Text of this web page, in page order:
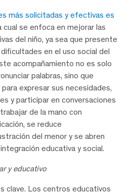
más solicitadas y efectivas es
cual se enfoca en mejorar las
del niño, ya sea que presente
en el uso social del
acompañamiento no es solo
palabras, sino que
expresar sus necesidades,
y participar en conversaciones
de la mano con
se reduce
del menor y se abren
educativa y social.
y educativo
clave. Los centros educativos